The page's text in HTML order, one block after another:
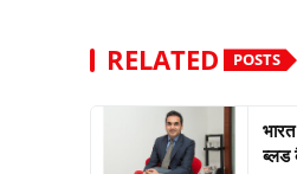
RELATED POSTS
ब्लड